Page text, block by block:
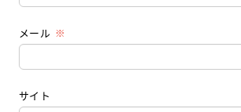
メール ※
サイト